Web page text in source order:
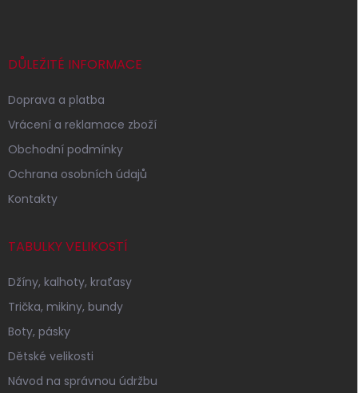
DŮLEŽITÉ INFORMACE
Doprava a platba
Vrácení a reklamace zboží
Obchodní podmínky
Ochrana osobních údajů
Kontakty
TABULKY VELIKOSTÍ
Džíny, kalhoty, kraťasy
Trička, mikiny, bundy
Boty, pásky
Dětské velikosti
Návod na správnou údržbu